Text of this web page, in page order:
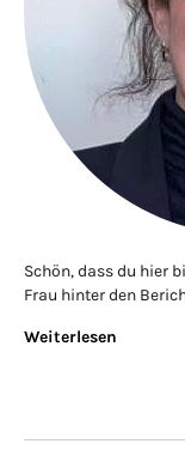
Schön, dass du hier
Frau hinter den
Weiterlesen